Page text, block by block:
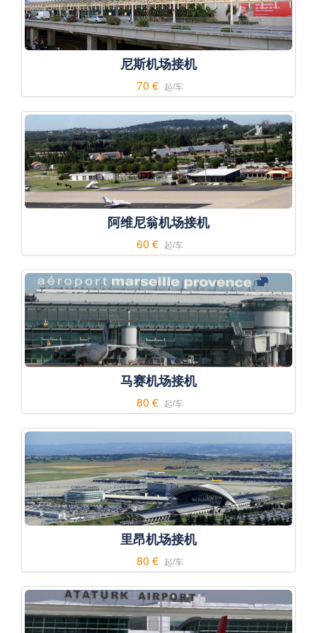
尼斯机场接机
70 € 起/车
阿维尼翁机场接机
60 € 起/车
马赛机场接机
80 € 起/车
里昂机场接机
80 € 起/车